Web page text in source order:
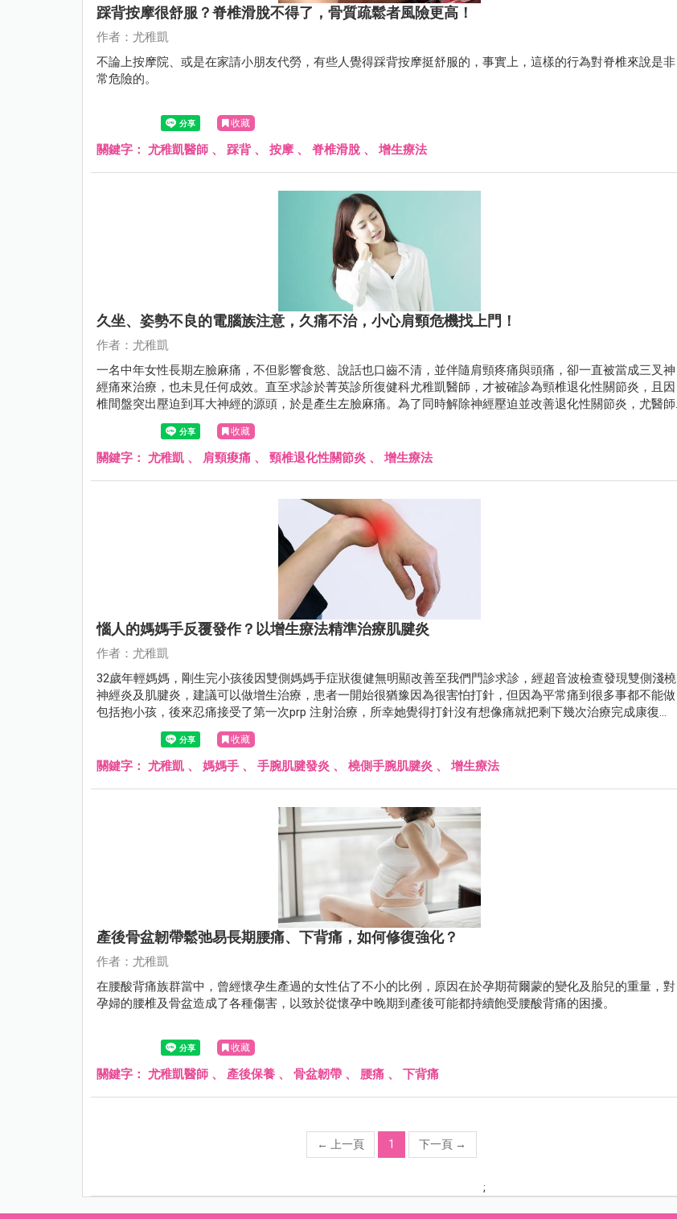
踩背按摩很舒服？脊椎滑脫不得了，骨質疏鬆者風險更高！
作者：尤稚凱
不論上按摩院、或是在家請小朋友代勞，有些人覺得踩背按摩挺舒服的，事實上，這樣的行為對脊椎來說是非
常危險的。
收藏
關鍵字： 尤稚凱醫師 、 踩背、 按摩 、脊椎滑脫 、 增生療法
久坐、姿勢不良的電腦族注意，久痛不治，小心肩頸危機找上門！
作者：尤稚凱
一名中年女性長期左臉麻痛，不但影響食慾、說話也口齒不清，並伴隨肩頸疼痛與頭痛，卻一直被當成三叉神
經痛來治療，也未見任何成效。直至求診於菁英診所復健科尤稚凱醫師，才被確診為頸椎退化性關節炎，且因
椎間盤突出壓迫到耳大神經的源頭，於是產生左臉麻痛。為了同時解除神經壓迫並改善退化性關節炎，尤醫師
選擇施予增生療法，兩次治療後惱人的症狀終於消失。
收藏
關鍵字： 尤稚凱 、 肩頸痠痛 、 頸椎退化性關節炎 、 增生療法
惱人的媽媽手反覆發作？以增生療法精準治療肌腱炎
作者：尤稚凱
32歲年輕媽媽，剛生完小孩後因雙側媽媽手症狀復健無明顯改善至我們門診求診，經超音波檢查發現雙側淺橈
神經炎及肌腱炎，建議可以做增生治療，患者一開始很猶豫因為很害怕打針，但因為平常痛到很多事都不能做
包括抱小孩，後來忍痛接受了第一次prp 注射治療，所幸她覺得打針沒有想像痛就把剩下幾次治療完成康復
收藏
關鍵字： 尤稚凱 、 媽媽手 、 手腕肌腱發炎 、 橈側手腕肌腱炎 、 增生療法
產後骨盆韌帶鬆弛易長期腰痛、下背痛，如何修復強化？
作者：尤稚凱
在腰酸背痛族群當中，曾經懷孕生產過的女性佔了不小的比例，原因在於孕期荷爾蒙的變化及胎兒的重量，對
孕婦的腰椎及骨盆造成了各種傷害，以致於從懷孕中晚期到產後可能都持續飽受腰酸背痛的困擾。
收藏
關鍵字： 尤稚凱醫師 、 產後保養 、 骨盆韌帶 、 腰痛 、 下背痛
← 上一頁 1 下一頁 →
;